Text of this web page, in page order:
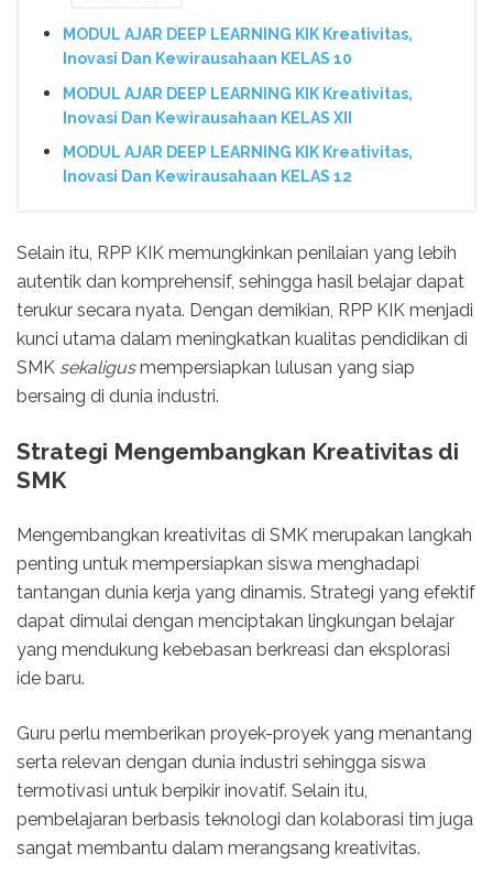
MODUL AJAR DEEP LEARNING KIK Kreativitas,
Inovasi Dan Kewirausahaan KELAS 10
MODUL AJAR DEEP LEARNING KIK Kreativitas,
Inovasi Dan Kewirausahaan KELAS XII
MODUL AJAR DEEP LEARNING KIK Kreativitas,
Inovasi Dan Kewirausahaan KELAS 12
Selain itu, RPP KIK memungkinkan penilaian yang lebih
autentik dan komprehensif, sehingga hasil belajar dapat
terukur secara nyata. Dengan demikian, RPP KIK menjadi
kunci utama dalam meningkatkan kualitas pendidikan di
SMK sekaligusmempersiapkan lulusan yang siap
bersaing di dunia industri.
Strategi Mengembangkan Kreativitas di
SMK
Mengembangkan kreativitas di SMK merupakan langkah
penting untuk mempersiapkan siswa menghadapi
tantangan dunia kerja yang dinamis. Strategi yang efektif
dapat dimulai dengan menciptakan lingkungan belajar
yang mendukung kebebasan berkreasi dan eksplorasi
ide baru.
Guru perlu memberikan proyek-proyek yang menantang
serta relevan dengan dunia industri sehingga siswa
termotivasi untuk berpikir inovatif. Selain itu,
pembelajaran berbasis teknologi dan kolaborasi tim juga
sangat membantu dalam merangsang kreativitas.